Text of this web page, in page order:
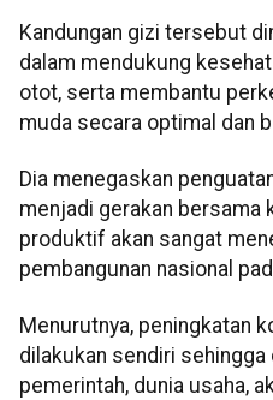
Kandungan gizi tersebut
dalam mendukung
otot, serta membantu
muda secara optimal dan
Dia menegaskan
menjadi gerakan bersama
produktif akan sangat
pembangunan nasional
Menurutnya, peningkatan
dilakukan sendiri
pemerintah, dunia usaha,